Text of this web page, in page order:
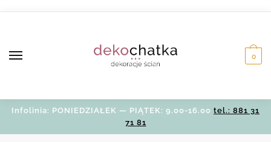
0
Infolinia: PONIEDZIAŁEK — PIĄTEK: 9.00-16.00 tel.: 881 31
71 81